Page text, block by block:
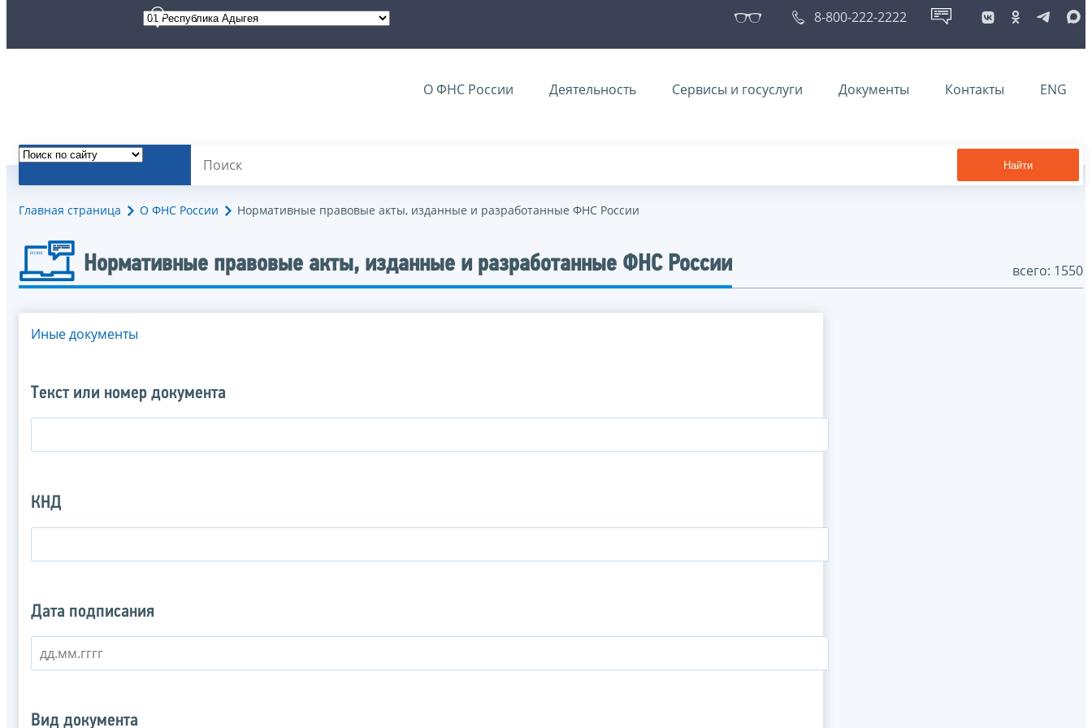
8-800-222-2222
О ФНС России Деятельность Сервисы и госуслуги Документы Контакты ENG
Найти
Главная страница О ФНС России Нормативные правовые акты, изданные и разработанные ФНС России
Нормативные правовые акты, изданные и разработанные ФНС России всего: 1550
Иные документы
Текст или номер документа
КНД
Дата подписания
Вид документа